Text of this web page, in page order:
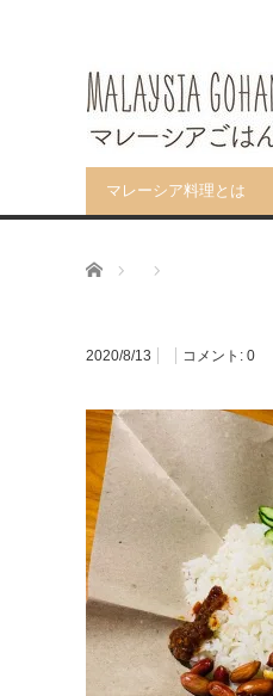
マレーシア料理とは
ホーム
2020/8/13 コメント: 0